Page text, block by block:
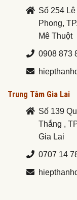
Số 254
Phong,
Mê Thuột
0908 873
Trung Tâm Gia Lai
Số 139
Thắng ,
Gia Lai
0707 14